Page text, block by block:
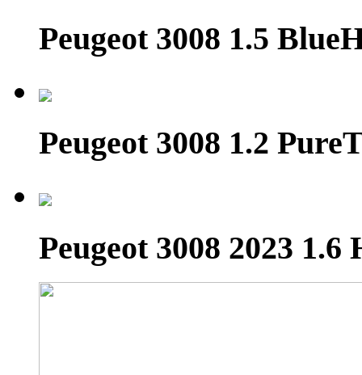
Peugeot 3008 1.5
Peugeot 3008 1.2
Peugeot 3008 2023